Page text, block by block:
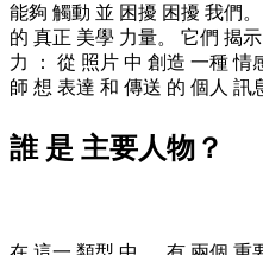
能夠 觸動 並 困擾 困擾 我們
的 真正 美學 力量。 它們 揭
力 ： 從 照片 中 創造 一種 情
師 想 表達 和 傳送 的 個人 訊
誰 是 主要人物？